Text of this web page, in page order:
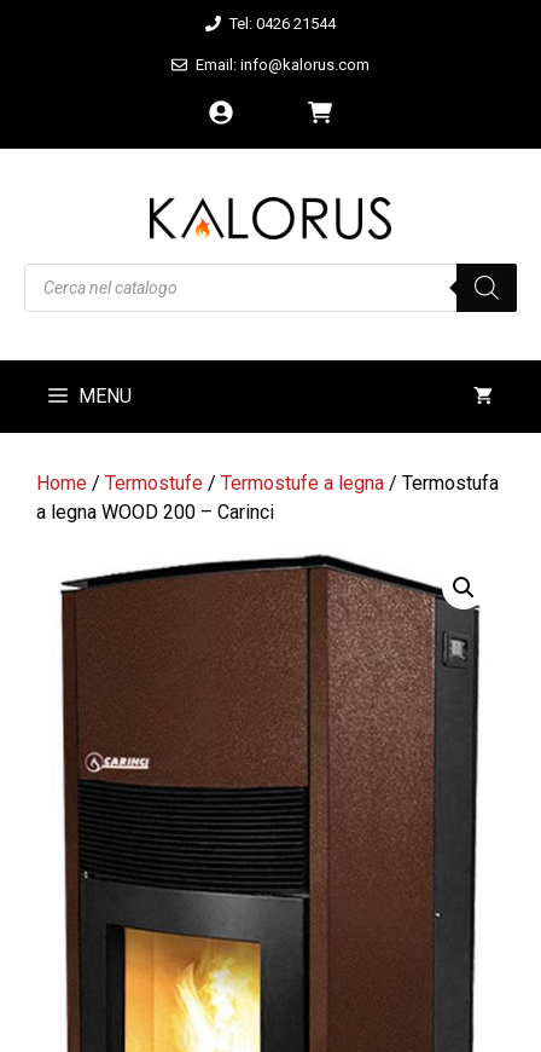
Tel: 0426 21544
Email: info@kalorus.com
Products
search
MENU
Home / Termostufe / Termostufe a legna / Termostufa
a legna WOOD 200 – Carinci